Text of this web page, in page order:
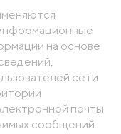
на основе
сети
почты
сообщений: